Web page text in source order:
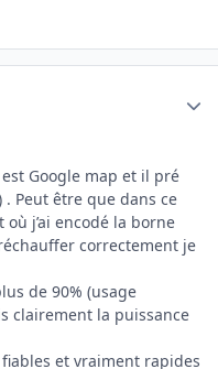
Google map et il pré
Peut être que dans ce
j’ai encodé la borne
correctement je
de 90% (usage
clairement la puissance
et vraiment rapides